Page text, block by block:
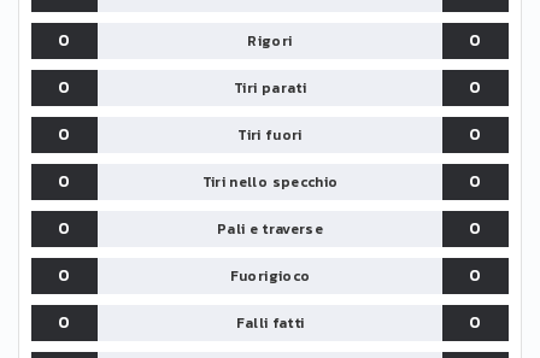
0
Rigori
0
0
Tiri parati
0
0
Tiri fuori
0
0
Tiri nello specchio
0
0
Pali e traverse
0
0
Fuorigioco
0
0
Falli fatti
0